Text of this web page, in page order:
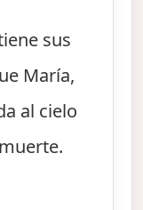
sus
María,
al cielo